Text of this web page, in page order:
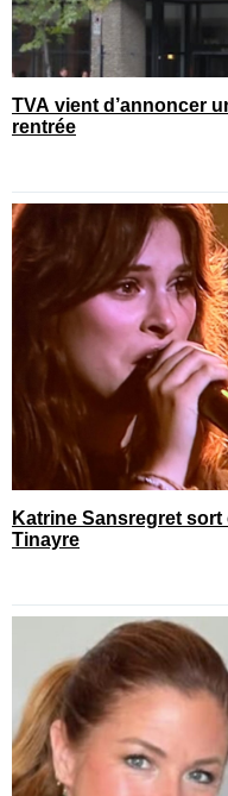
TVA vient d’annoncer
rentrée
Katrine Sansregret
Tinayre